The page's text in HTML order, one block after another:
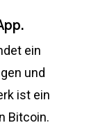
ein
und
ist ein
Bitcoin.